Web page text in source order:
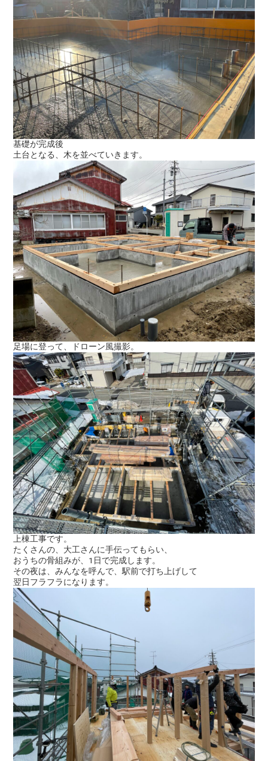
基礎が完成後
土台となる、木を並べていきます。
足場に登って、ドローン風撮影。
上棟工事です。
たくさんの、大工さんに手伝ってもらい、
おうちの骨組みが、1日で完成します。
その夜は、みんなを呼んで、駅前で打ち上げして
翌日フラフラになります。